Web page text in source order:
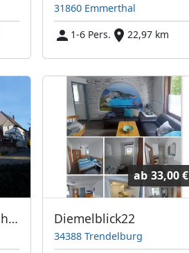
31860 Emmerthal
1-6 Pers.
22,97 km
Ferienhaus, Privatwohnung, Gästezimmer
ab 33,00 €
Diemelblick22
34388 Trendelburg